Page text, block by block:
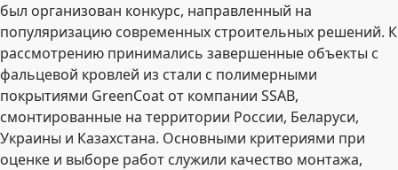
был организован конкурс, направленный на
популяризацию современных строительных решений. К
рассмотрению принимались завершенные объекты с
фальцевой кровлей из стали с полимерными
покрытиями GreenCoat от компании SSAB,
смонтированные на территории России, Беларуси,
Украины и Казахстана. Основными критериями при
оценке и выборе работ служили качество монтажа,